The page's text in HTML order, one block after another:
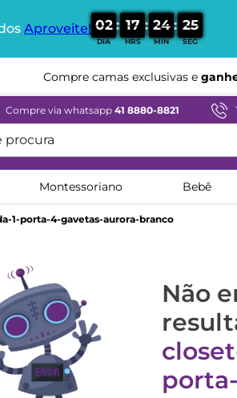
Aproveite! 02
DIA
: 17
HRS
: 24
MIN
: 24
SEG
Compre camas exclusivas e
Compre via whatsapp 41 8880-8821
Montessoriano Bebê
1-porta-4-gavetas-aurora-branco
Não